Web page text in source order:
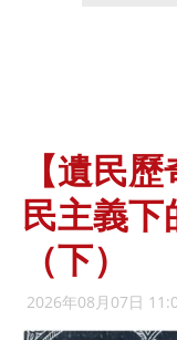
【遺民
民主義下
（下）
2026年08月07日